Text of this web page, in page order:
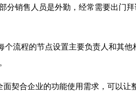
分销售人员是外勤，经常需要出门
程的节点设置主要负责人和其他
合企业的功能使用需求，可以让